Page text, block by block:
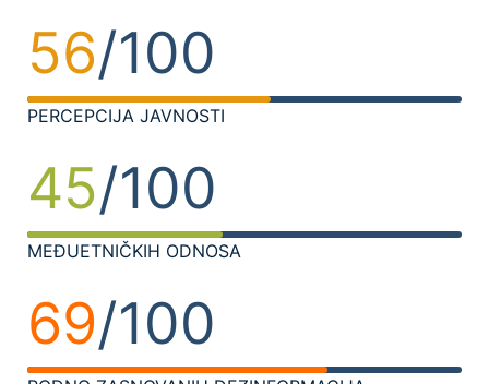
56/100
PERCEPCIJA JAVNOSTI
45/100
MEĐUETNIČKIH ODNOSA
69/100